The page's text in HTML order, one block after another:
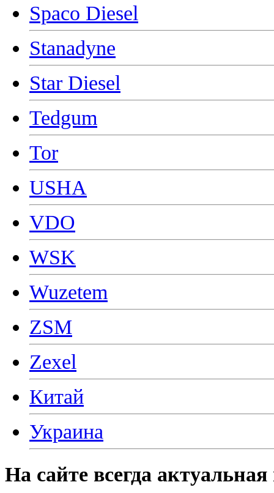
Spaco Diesel
Stanadyne
Star Diesel
Tedgum
Tor
USHA
VDO
WSK
Wuzetem
ZSM
Zexel
Китай
Украина
На сайте всегда